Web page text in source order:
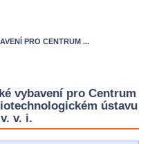
PRO CENTRUM ...
vybavení pro Centrum
ústavu
v. i.